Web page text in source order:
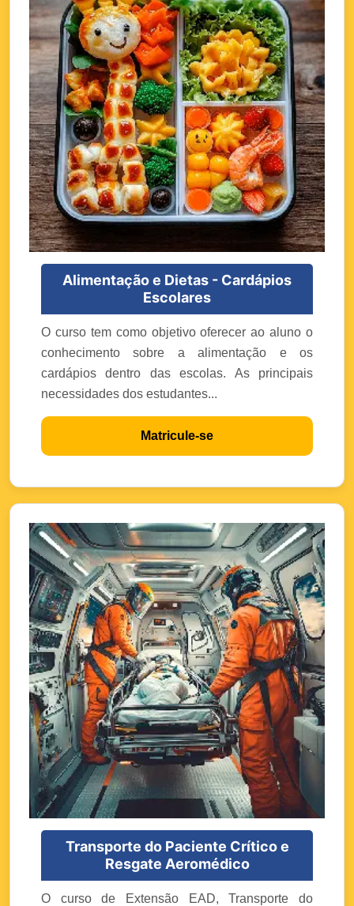
Alimentação e Dietas - Cardápios
Escolares
O curso tem como objetivo oferecer ao aluno o
conhecimento sobre a alimentação e os
cardápios dentro das escolas. As principais
necessidades dos estudantes...
Matricule-se
Transporte do Paciente Crítico e
Resgate Aeromédico
O curso de Extensão EAD, Transporte do